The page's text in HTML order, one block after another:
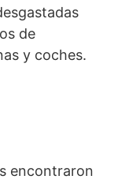
de
y coches.
encontraron